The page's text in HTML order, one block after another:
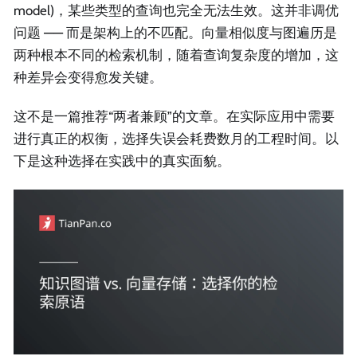
model)，某些类型的查询也完全无法生效。这并非调优
问题 —— 而是架构上的不匹配。向量相似度与图遍历是
两种根本不同的检索机制，随着查询复杂度的增加，这
种差异会变得愈发关键。
这不是一篇推荐“两者兼顾”的文章。在实际应用中需要
进行真正的权衡，选择失误会耗费数月的工程时间。以
下是这种选择在实践中的真实面貌。